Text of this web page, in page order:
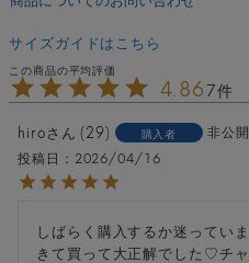
サイズガイドはこちら
4.867
hiro 29 購入者
非公開
投稿日
2026/04/16
しばらく購入するか迷ってい
きて買って大正解でした♡チ